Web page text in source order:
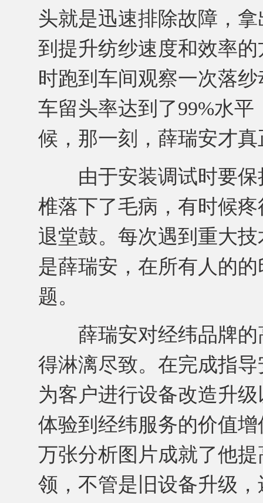
头就是迅速排除故障，
到提升纺纱速度和效率
时跑到车间观察一次落
车留头率达到了99%水
候，那一刻，薛瑞安才
由于安装调试时要保
椎落下了毛病，有时候
退堂鼓。每次遇到重大
是薛瑞安，在所有人的
题。
薛瑞安对经纬品牌的
得淋漓尽致。在完成指
为客户进行设备改造升
体验到经纬服务的价值
万张分析图片成就了他
领，不管是旧设备升级